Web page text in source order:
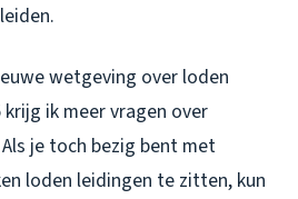
wetgeving over loden
ik meer vragen over
je toch bezig bent met
loden leidingen te zitten, kun